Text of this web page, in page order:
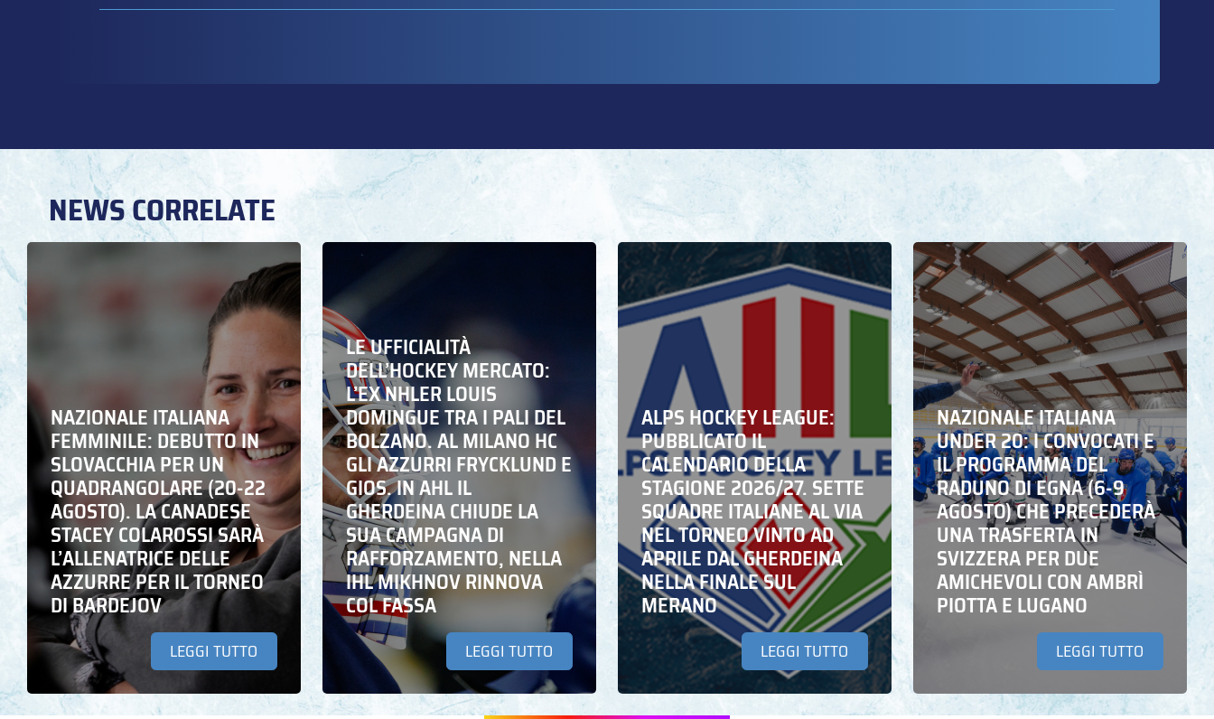
NEWS CORRELATE
NAZIONALE ITALIANA
FEMMINILE: DEBUTTO IN
SLOVACCHIA PER UN
QUADRANGOLARE (20-22
AGOSTO). LA CANADESE
STACEY COLAROSSI SARÀ
L’ALLENATRICE DELLE
AZZURRE PER IL TORNEO
DI BARDEJOV
LEGGI TUTTO
LE UFFICIALITÀ
DELL’HOCKEY MERCATO:
L’EX NHLER LOUIS
DOMINGUE TRA I PALI DEL
BOLZANO. AL MILANO HC
GLI AZZURRI FRYCKLUND E
GIOS. IN AHL IL
GHERDEINA CHIUDE LA
SUA CAMPAGNA DI
RAFFORZAMENTO, NELLA
IHL MIKHNOV RINNOVA
COL FASSA
LEGGI TUTTO
ALPS HOCKEY LEAGUE:
PUBBLICATO IL
CALENDARIO DELLA
STAGIONE 2026/27. SETTE
SQUADRE ITALIANE AL VIA
NEL TORNEO VINTO AD
APRILE DAL GHERDEINA
NELLA FINALE SUL
MERANO
LEGGI TUTTO
NAZIONALE ITALIANA
UNDER 20: I CONVOCATI E
IL PROGRAMMA DEL
RADUNO DI EGNA (6-9
AGOSTO) CHE PRECEDERÀ
UNA TRASFERTA IN
SVIZZERA PER DUE
AMICHEVOLI CON AMBRÌ
PIOTTA E LUGANO
LEGGI TUTTO